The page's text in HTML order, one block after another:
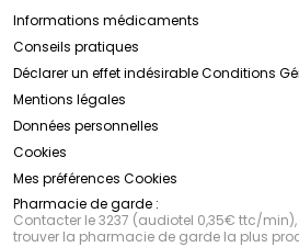
Informations médicaments
Conseils pratiques
Déclarer un effet indésirableConditions
Mentions légales
Données personnelles
Cookies
Mes préférences Cookies
Pharmacie de garde :
Contacter le 3237 (audiotel 0,35€ ttc/
trouver la pharmacie de garde la plus